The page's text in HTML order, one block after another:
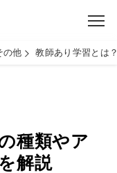
の他 教師あり学習とは
種類やア
解説